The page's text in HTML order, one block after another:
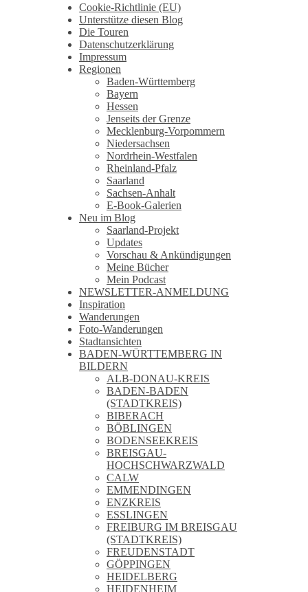
Cookie-Richtlinie (EU)
Unterstütze diesen Blog
Die Touren
Datenschutzerklärung
Impressum
Regionen
Baden-Württemberg
Bayern
Hessen
Jenseits der Grenze
Mecklenburg-Vorpommern
Niedersachsen
Nordrhein-Westfalen
Rheinland-Pfalz
Saarland
Sachsen-Anhalt
E-Book-Galerien
Neu im Blog
Saarland-Projekt
Updates
Vorschau & Ankündigungen
Meine Bücher
Mein Podcast
NEWSLETTER-ANMELDUNG
Inspiration
Wanderungen
Foto-Wanderungen
Stadtansichten
BADEN-WÜRTTEMBERG IN
BILDERN
ALB-DONAU-KREIS
BADEN-BADEN
(STADTKREIS)
BIBERACH
BÖBLINGEN
BODENSEEKREIS
BREISGAU-
HOCHSCHWARZWALD
CALW
EMMENDINGEN
ENZKREIS
ESSLINGEN
FREIBURG IM BREISGAU
(STADTKREIS)
FREUDENSTADT
GÖPPINGEN
HEIDELBERG
HEIDENHEIM